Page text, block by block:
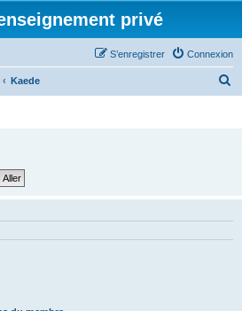
privé
Connexion
S’enregistrer
Kaede